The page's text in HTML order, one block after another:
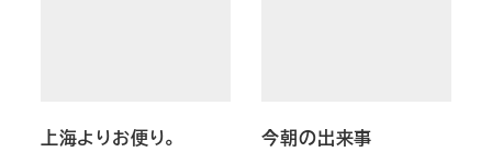
上海よりお便り。 今朝の出来事